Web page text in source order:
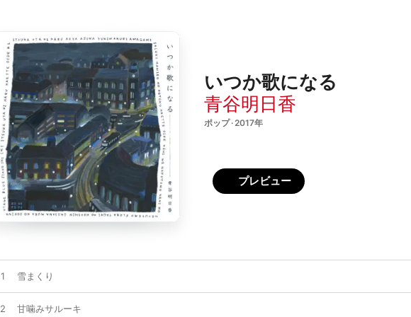
いつか歌になる
青谷明日香
ポップ · 2017年
プレビュー
1 雪まくり
2 甘噛みサルーキ